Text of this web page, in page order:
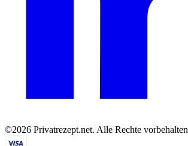
©2026 Privatrezept.net. Alle Rechte vorbehalten